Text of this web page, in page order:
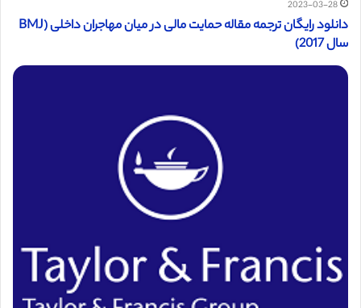
2023-03-28
دانلود رایگان ترجمه مقاله حمایت مالی در میان مهاجران داخلی (BMJ
سال 2017)